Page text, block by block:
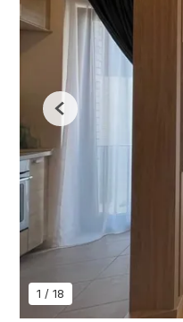
1 / 18
Previous